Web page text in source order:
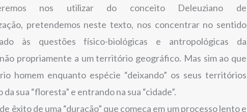
nos utilizar do conceito Deleuziano de
pretendemos neste texto, nos concentrar no sentido
às questões físico-biológicas e antropológicas da
propriamente a um território geográfico. Mas sim ao que
homem enquanto espécie “deixando” os seus territórios
sua “floresta” e entrando na sua “cidade”.
êxito de uma “duração” que começa em um processo lento e